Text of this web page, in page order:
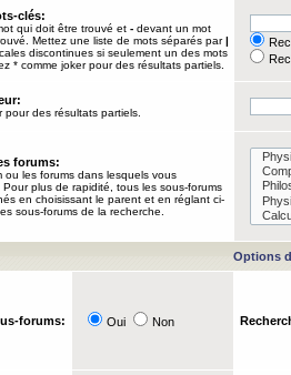
clés:
qui doit être trouvé et - devant un mot
Mettez une liste de mots séparés par|
discontinues si seulement un des mots
* comme joker pour des résultats partiels.
pour des résultats partiels.
forums:
ou les forums dans lesquels vous
plus de rapidité, tous les sous-forums
en choisissant le parent et en réglant ci-
sous-forums de la recherche.
Options
forums: Oui Non